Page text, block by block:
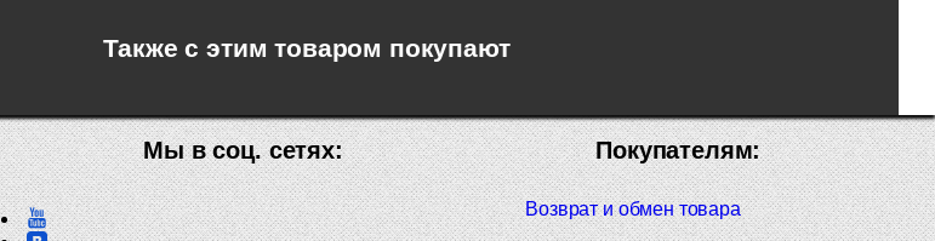
Также с этим товаром покупают
Покупателям:
Возврат и обмен товара
Мы в соц. сетях: